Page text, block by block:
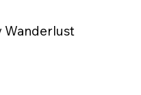
Wanderlust